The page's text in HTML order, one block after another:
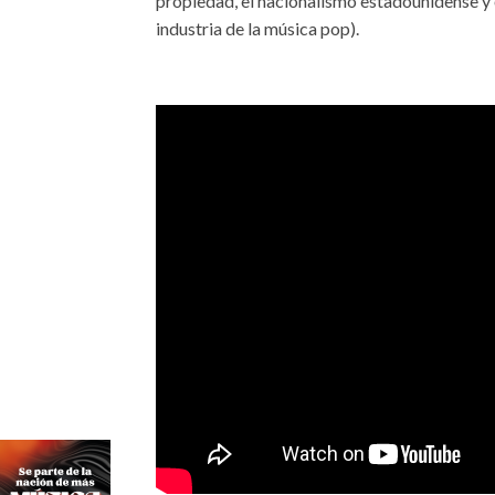
industria de la música pop).